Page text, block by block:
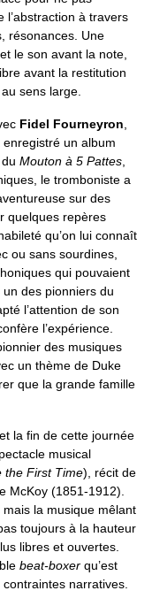
l’abstraction à travers
résonances. Une
le son avant la note,
avant la restitution
sens large.
Fidel Fourneyron
enregistré un album
Mouton à 5 Pattes
le tromboniste a
sur des
quelques repères
qu’on lui connaît
ou sans sourdines,
qui pouvaient
des pionniers du
l’attention de son
l’expérience.
des musiques
un thème de Duke
que la grande famille
la fin de cette journée
musical
the First Time), récit de
McKoy (1851-1912).
la musique mêlant
toujours à la hauteur
libres et ouvertes.
beat-boxer qu’est
narratives.